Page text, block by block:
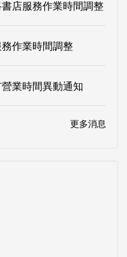
書店服務作業時間調整
務作業時間調整
營業時間異動通知
更多消息